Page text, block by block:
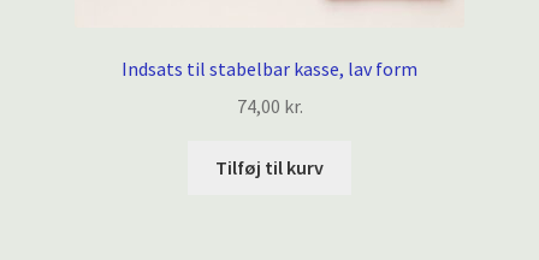
Indsats til stabelbar kasse, lav form
74,00 kr.
Tilføj til kurv